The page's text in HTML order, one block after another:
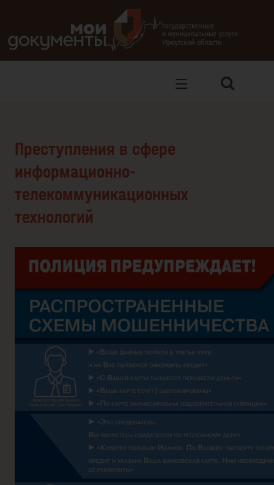
В версии для слабовидящих: клавиша H — переход по
Преступления в сфере
информационно-
телекоммуникационных
технологий